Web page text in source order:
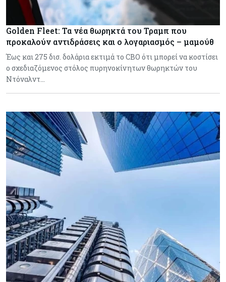
Golden Fleet: Τα νέα θωρηκτά του Τραμπ που
προκαλούν αντιδράσεις και ο λογαριασμός – μαμούθ
Έως και 275 δισ. δολάρια εκτιμά το CBO ότι μπορεί να κοστίσει
ο σχεδιαζόμενος στόλος πυρηνοκίνητων θωρηκτών του
Ντόναλντ…